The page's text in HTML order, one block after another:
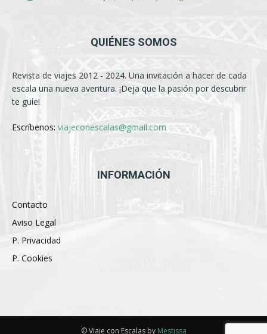
QUIÉNES SOMOS
Revista de viajes 2012 - 2024. Una invitación a hacer de cada
escala una nueva aventura. ¡Deja que la pasión por descubrir
te guíe!
Escríbenos: viajeconescalas@gmail.com
INFORMACIÓN
Contacto
Aviso Legal
P. Privacidad
P. Cookies
© Viaje con Escalas by Mestissa